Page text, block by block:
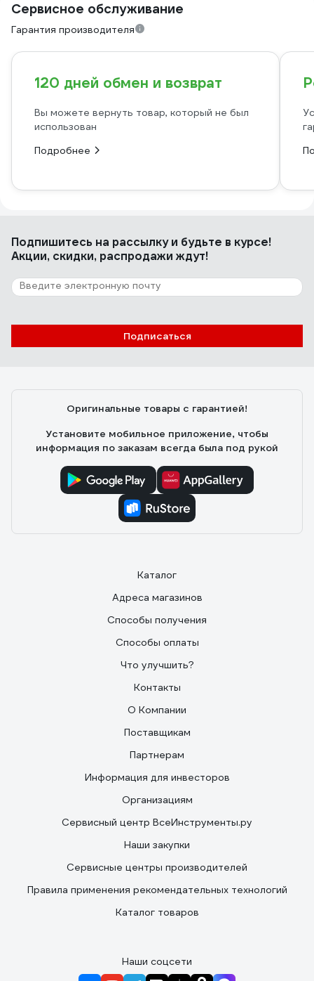
Сервисное обслуживание
Гарантия производителя
120 дней обмен и возврат
Вы можете вернуть товар, который не был
использован
Подробнее
Подпишитесь на рассылкуи будьте в курсе!
Акции, скидки, распродажи ждут!
Подписаться
Оригинальные товары с гарантией!
Установите мобильное приложение, чтобы
информация по заказам всегда была под рукой
Каталог
Адреса магазинов
Способы получения
Способы оплаты
Что улучшить?
Контакты
О Компании
Поставщикам
Партнерам
Информация для инвесторов
Организациям
Сервисный центр ВсеИнструменты.ру
Наши закупки
Сервисные центры производителей
Правила применения рекомендательных технологий
Каталог товаров
Наши соцсети